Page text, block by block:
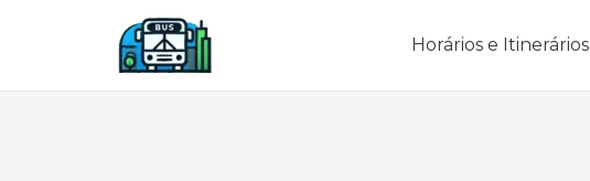
Horários e Itinerários